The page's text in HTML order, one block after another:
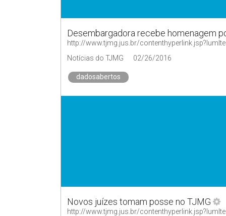
Desembargadora recebe homenagem
http://www.tjmg.jus.br/
Notícias do TJMG
02/26/2016
dadosabertos
Novos juízes tomam posse no TJMG
http://www.tjmg.jus.br/